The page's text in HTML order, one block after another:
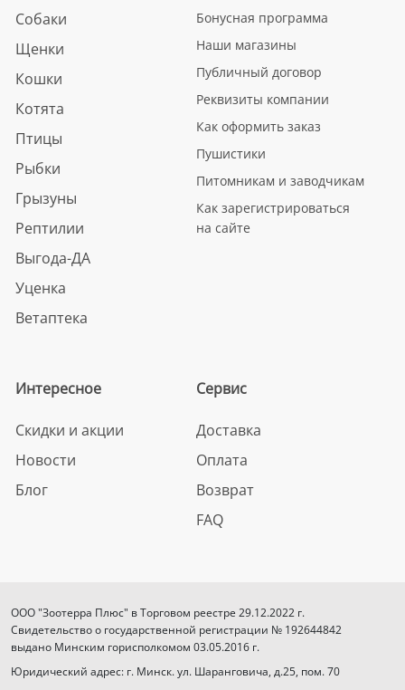
Собаки
Щенки
Кошки
Котята
Птицы
Рыбки
Грызуны
Рептилии
Выгода-ДА
Уценка
Ветаптека
Бонусная программа
Наши магазины
Публичный договор
Реквизиты компании
Как оформить заказ
Пушистики
Питомникам и заводчикам
Как зарегистрироваться
на сайте
Интересное
Скидки и акции
Новости
Блог
Сервис
Доставка
Оплата
Возврат
FAQ
ООО "Зоотерра Плюс" в Торговом реестре 29.12.2022 г.
Свидетельство о государственной регистрации № 192644842
выдано Минским горисполкомом 03.05.2016 г.
Юридический адрес: г. Минск. ул. Шаранговича, д.25, пом. 70